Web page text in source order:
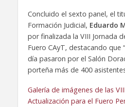
Concluido el sexto panel, el
Formación Judicial, Eduardo
por finalizada la VIII Jornada
Fuero CAyT, destacando que
día pasaron por el Salón
porteña más de 400
Galería de imágenes de las
Actualización para el Fuero